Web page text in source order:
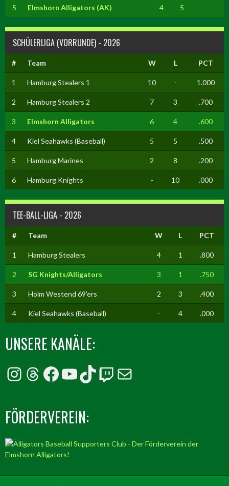
5 Elmshorn Alligators (AK) 4 5
SCHÜLERLIGA (VORRUNDE) - 2026
# Team W L PCT
1 Hamburg Stealers 1 10 - 1.000
2 Hamburg Stealers 2 7 3 .700
3 Elmshorn Alligators 6 4 .600
4 Kiel Seahawks (Baseball) 5 5 .500
5 Hamburg Marines 2 8 .200
6 Hamburg Knights - 10 .000
TEE-BALL-LIGA - 2026
# Team W L PCT
1 Hamburg Stealers 4 1 .800
2 SG Knights/Alligators 3 1 .750
3 Holm Westend 69'ers 2 3 .400
4 Kiel Seahawks (Baseball) - 4 .000
UNSERE KANÄLE:
Instagram
Threads
Facebook
YouTube
TikTok
Twitch
E-Mail
FÖRDERVEREIN: